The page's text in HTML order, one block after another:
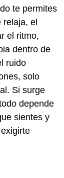
te permites
el
el ritmo,
dentro de
ruido
solo
Si surge
depende
sientes y